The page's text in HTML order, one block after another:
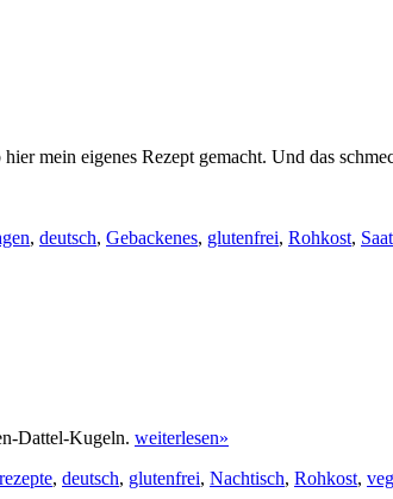
mein eigenes Rezept gemacht. Und das
, deutsch, Gebackenes, glutenfrei, Rohkost,
Dattel-Kugeln. weiterlesen»
, deutsch, glutenfrei, Nachtisch, Rohkost,